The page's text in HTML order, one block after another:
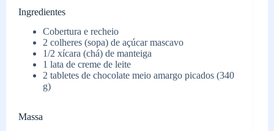
Ingredientes
Cobertura e recheio
2 colheres (sopa) de açúcar mascavo
1/2 xícara (chá) de manteiga
1 lata de creme de leite
2 tabletes de chocolate meio amargo picados (340
g)
Massa